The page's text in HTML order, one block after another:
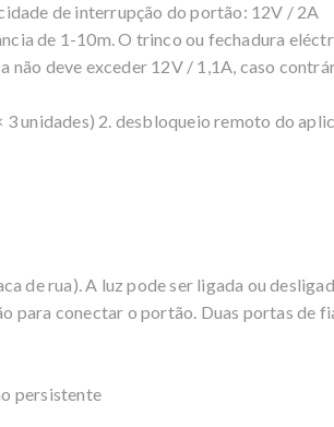
de interrupção do portão: 12V / 2A
de 1-10m. O trinco ou fechadura
deve exceder 12V / 1,1A, caso
unidades) 2. desbloqueio remoto do
de rua). A luz pode ser ligada ou
conectar o portão. Duas portas de
persistente